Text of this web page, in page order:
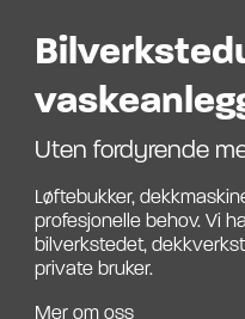
Uten fordyrende
Løftebukker,
profesjonelle behov. Vi
bilverkstedet,
private bruker.
Mer om oss